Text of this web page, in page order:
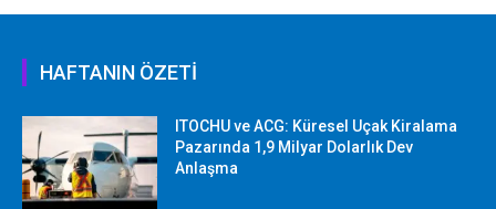
HAFTANIN ÖZETİ
ITOCHU ve ACG: Küresel Uçak Kiralama
Pazarında 1,9 Milyar Dolarlık Dev
Anlaşma